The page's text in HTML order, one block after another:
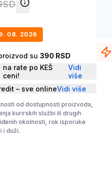
08. 2026
su 390 RSD
na rate po KEŠ
ceni!
Vidi
više
– sve onlineVidi više
od dostupnosti proizvoda,
kurirskih službi ili drugih
okolnosti, rok isporuke
i duži.